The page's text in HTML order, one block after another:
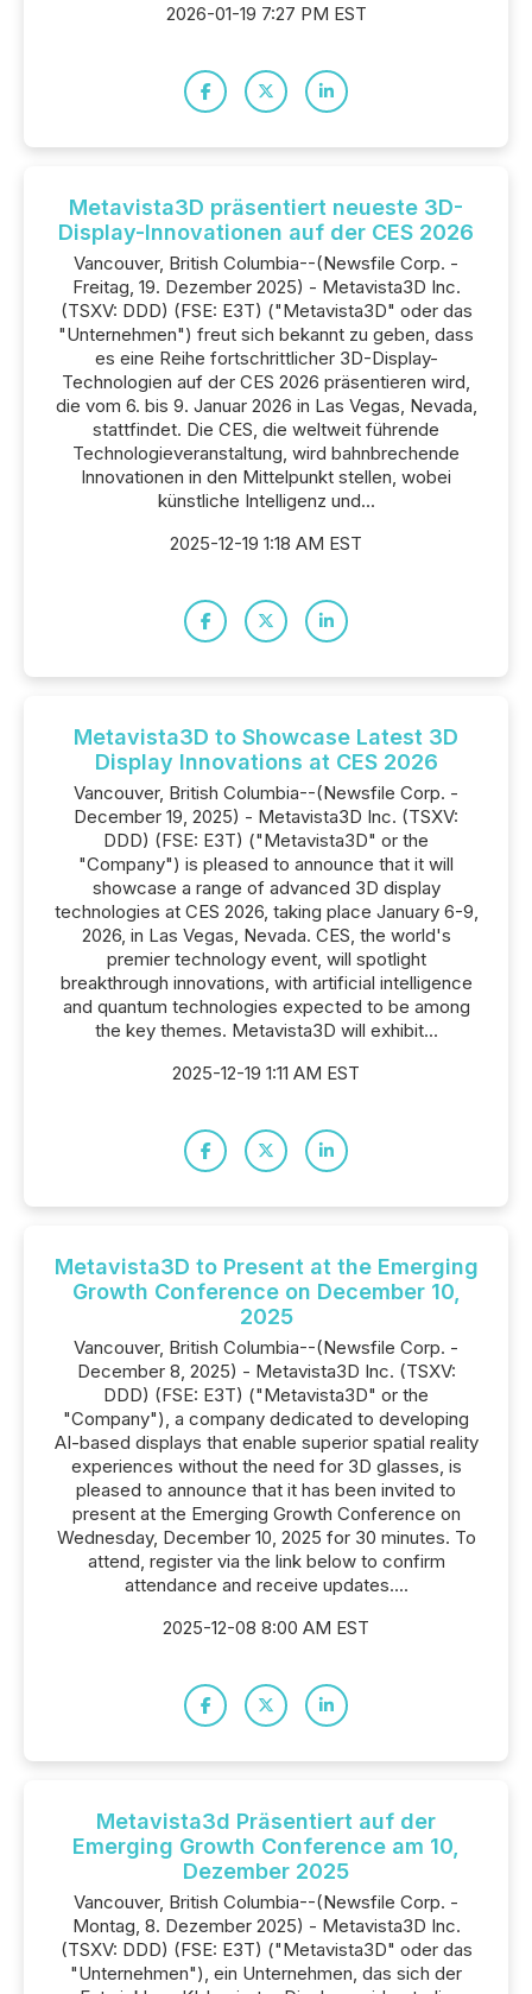
2026-01-19 7:27 PM EST
Metavista3D präsentiert neueste 3D-
Display-Innovationen auf der CES 2026
Vancouver, British Columbia--(Newsfile Corp. -
Freitag, 19. Dezember 2025) - Metavista3D Inc.
(TSXV: DDD) (FSE: E3T) ("Metavista3D" oder das
"Unternehmen") freut sich bekannt zu geben, dass
es eine Reihe fortschrittlicher 3D-Display-
Technologien auf der CES 2026 präsentieren wird,
die vom 6. bis 9. Januar 2026 in Las Vegas, Nevada,
stattfindet. Die CES, die weltweit führende
Technologieveranstaltung, wird bahnbrechende
Innovationen in den Mittelpunkt stellen, wobei
künstliche Intelligenz und...
2025-12-19 1:18 AM EST
Metavista3D to Showcase Latest 3D
Display Innovations at CES 2026
Vancouver, British Columbia--(Newsfile Corp. -
December 19, 2025) - Metavista3D Inc. (TSXV:
DDD) (FSE: E3T) ("Metavista3D" or the
"Company") is pleased to announce that it will
showcase a range of advanced 3D display
technologies at CES 2026, taking place January 6-9,
2026, in Las Vegas, Nevada. CES, the world's
premier technology event, will spotlight
breakthrough innovations, with artificial intelligence
and quantum technologies expected to be among
the key themes. Metavista3D will exhibit...
2025-12-19 1:11 AM EST
Metavista3D to Present at the Emerging
Growth Conference on December 10,
2025
Vancouver, British Columbia--(Newsfile Corp. -
December 8, 2025) - Metavista3D Inc. (TSXV:
DDD) (FSE: E3T) ("Metavista3D" or the
"Company"), a company dedicated to developing
AI-based displays that enable superior spatial reality
experiences without the need for 3D glasses, is
pleased to announce that it has been invited to
present at the Emerging Growth Conference on
Wednesday, December 10, 2025 for 30 minutes. To
attend, register via the link below to confirm
attendance and receive updates....
2025-12-08 8:00 AM EST
Metavista3d Präsentiert auf der
Emerging Growth Conference am 10,
Dezember 2025
Vancouver, British Columbia--(Newsfile Corp. -
Montag, 8. Dezember 2025) - Metavista3D Inc.
(TSXV: DDD) (FSE: E3T) ("Metavista3D" oder das
"Unternehmen"), ein Unternehmen, das sich der